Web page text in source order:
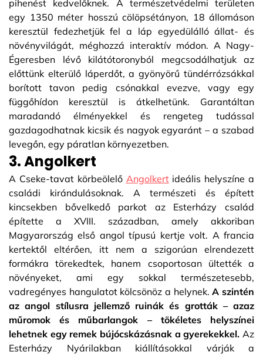
pihenést kedvelőknek. A természetvédelmi területen
egy 1350 méter hosszú cölöpsétányon, 18 állomáson
keresztül fedezhetjük fel a láp egyedülálló állat- és
növényvilágát, méghozzá interaktív módon. A Nagy-
Égeresben lévő kilátótoronyból megcsodálhatjuk az
előttünk elterülő láperdőt, a gyönyörű tündérrózsákkal
borított tavon pedig csónakkal evezve, vagy egy
függőhídon keresztül is átkelhetünk. Garantáltan
maradandó élményekkel és rengeteg tudással
gazdagodhatnak kicsik és nagyok egyaránt – a szabad
levegőn, egy páratlan környezetben.
3. Angolkert
A Cseke-tavat körbeölelő Angolkertideális helyszíne a
családi kirándulásoknak. A természeti és épített
kincsekben bővelkedő parkot az Esterházy család
építette a XVIII. században, amely akkoriban
Magyarország első angol típusú kertje volt. A francia
kertektől eltérően, itt nem a szigorúan elrendezett
formákra törekedtek, hanem csoportosan ültették a
növényeket, ami egy sokkal természetesebb,
vadregényes hangulatot kölcsönöz a helynek.A szintén
az angol stílusra jellemző ruinák és grották – azaz
műromok és műbarlangok – tökéletes helyszínei
lehetnek egy remek bújócskázásnak a gyerekekkel. Az
Esterházy Nyárilakban kiállításokkal várják a